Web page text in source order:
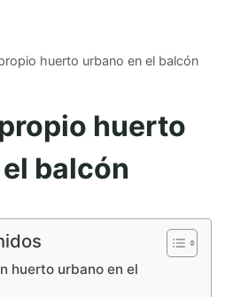
huerto urbano en el balcón
huerto
balcón
huerto urbano en el